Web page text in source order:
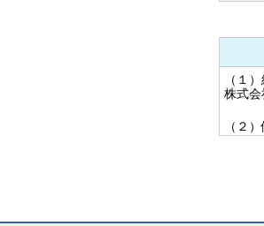
（１
株式会
（２
個人
電子